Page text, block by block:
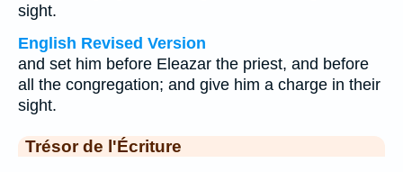
sight.
English Revised Version
and set him before Eleazar the priest, and before
all the congregation; and give him a charge in their
sight.
Trésor de l'Écriture